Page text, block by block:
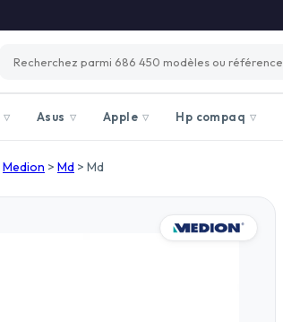
▽ Asus ▽ Apple ▽ Hp compaq ▽
Medion > Md > Md